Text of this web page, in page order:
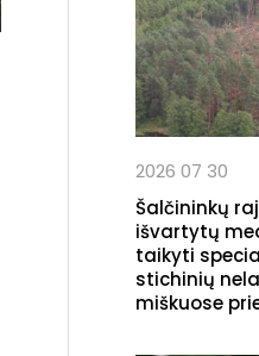
2026 07 30
Šalčininkų
išvartytų
taikyti
stichinių
miškuose